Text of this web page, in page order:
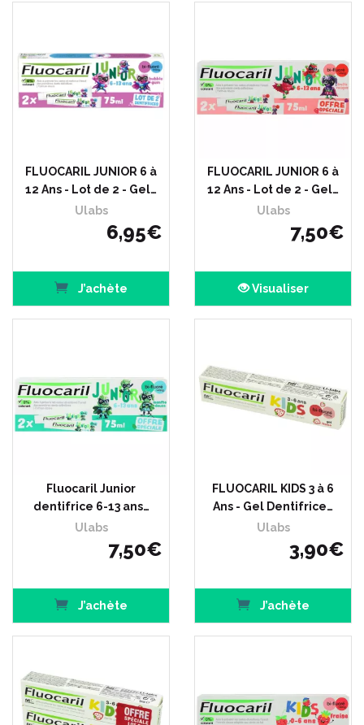
FLUOCARIL JUNIOR 6 à
12 Ans - Lot de 2 - Gel…
Ulabs
6,95€
J’achète
FLUOCARIL JUNIOR 6 à
12 Ans - Lot de 2 - Gel…
Ulabs
7,50€
Visualiser
Fluocaril Junior
dentifrice 6-13 ans…
Ulabs
7,50€
J’achète
FLUOCARIL KIDS 3 à 6
Ans - Gel Dentifrice…
Ulabs
3,90€
J’achète